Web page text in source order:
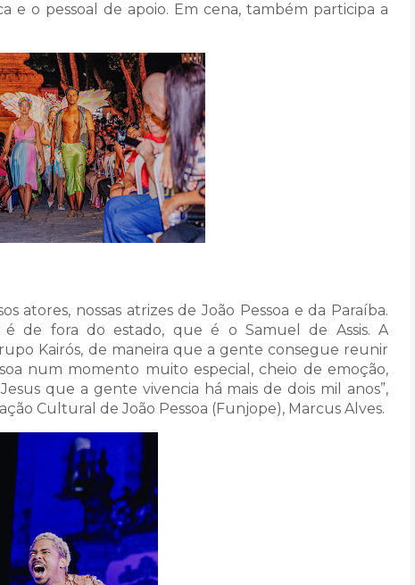
e o pessoal de apoio. Em cena, também participa a
atores, nossas atrizes de João Pessoa e da Paraíba.
de fora do estado, que é o Samuel de Assis. A
Kairós, de maneira que a gente consegue reunir
num momento muito especial, cheio de emoção,
que a gente vivencia há mais de dois mil anos”,
Cultural de João Pessoa (Funjope), Marcus Alves.